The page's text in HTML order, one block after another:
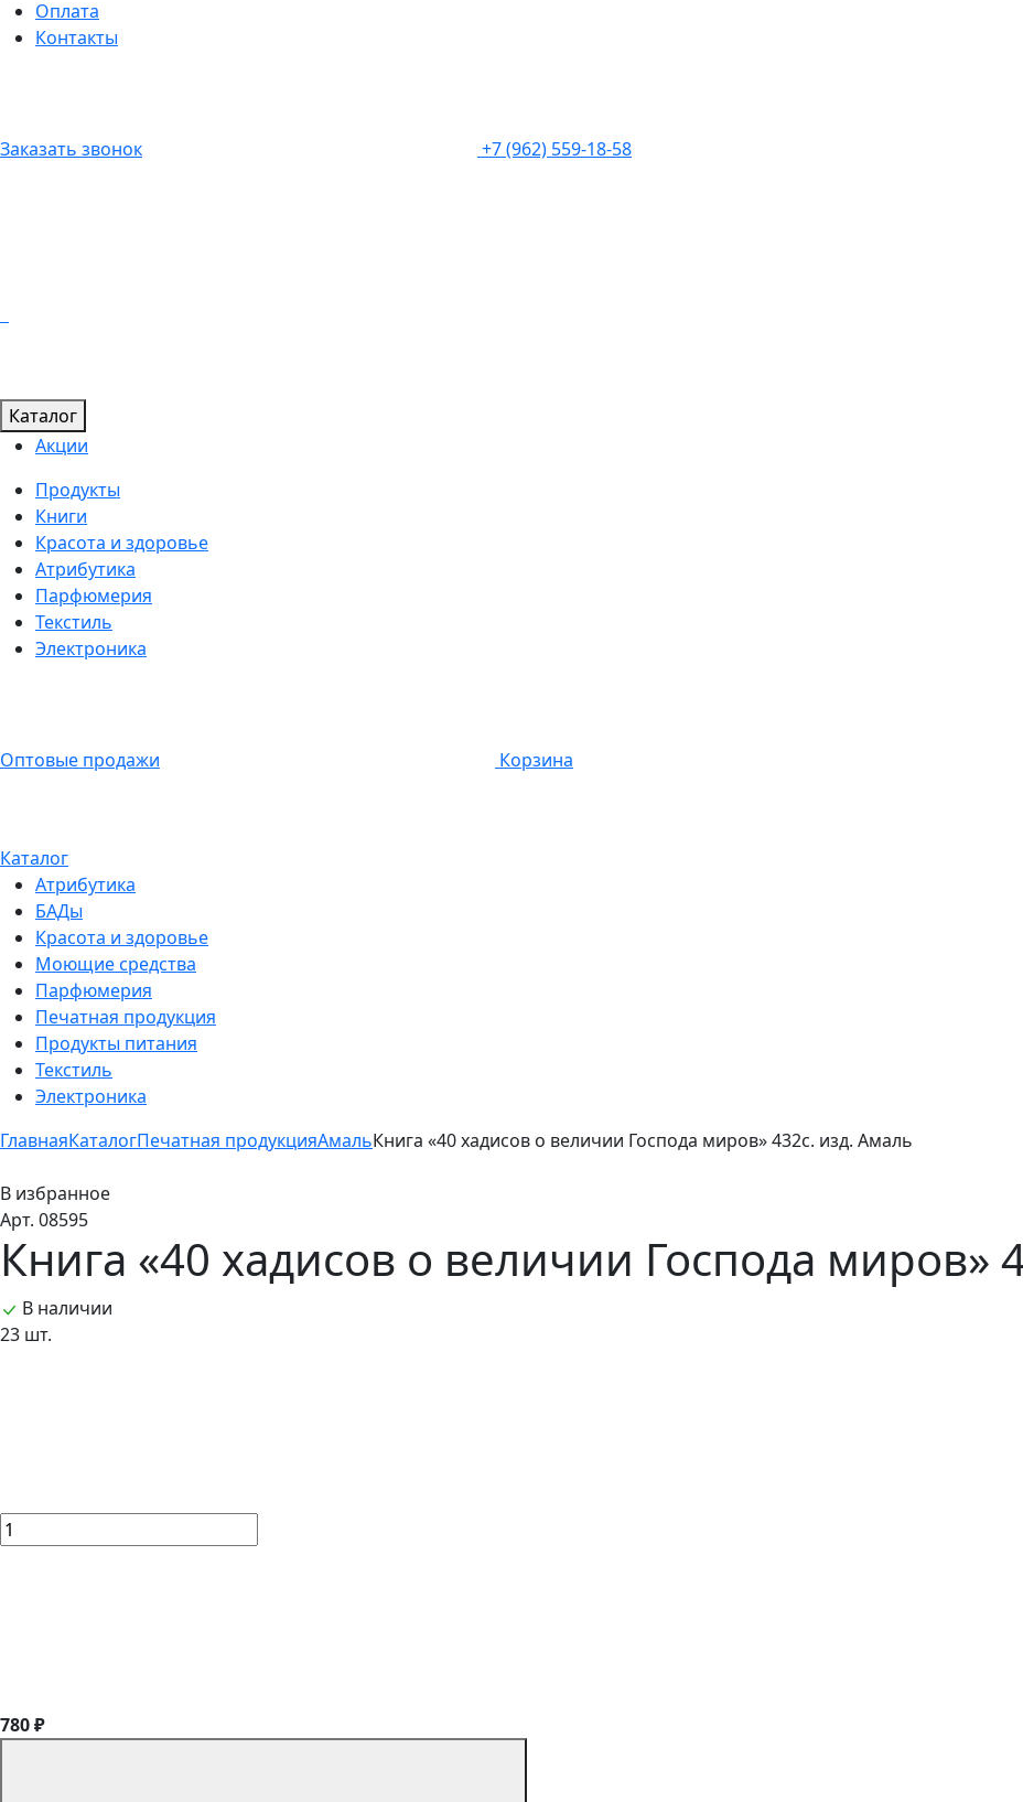
Оплата
Контакты
Заказать звонок +7 (962) 559-18-58
Каталог
Акции
Продукты
Книги
Красота и здоровье
Атрибутика
Парфюмерия
Текстиль
Электроника
Оптовые продажи Корзина
Каталог
Атрибутика
БАДы
Красота и здоровье
Моющие средства
Парфюмерия
Печатная продукция
Продукты питания
Текстиль
Электроника
ГлавнаяКаталогПечатная продукцияАмальКнига «40 хадисов о величии Господа миров» 432с. изд. Амаль
В избранное
Арт. 08595
Книга «40 хадисов о величии Господа миров»
В наличии
23 шт.
780 ₽